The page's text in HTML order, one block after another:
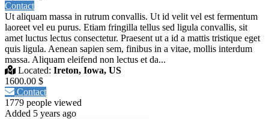
Contact
Ut aliquam massa in rutrum convallis. Ut id velit vel est fermentum
laoreet vel eu purus. Etiam fringilla tellus sed ligula convallis, sit
amet luctus lectus consectetur. Praesent ut a id a mattis tristique eget
quis ligula. Aenean sapien sem, finibus in a vitae, mollis interdum
massa. Aliquam eleifend non lectus et da...
Located: Ireton, Iowa, US
1600.00 $
Contact
1779 people viewed
Added 5 years ago